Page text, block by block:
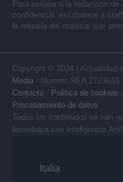
Para señalar a la redacción de
confidencial, escríbanos a
la retirada del material que
Copyright © 2024 |
Media - Numero REA 2729933
Contacto - Politica de cookies -
Procesamiento de datos
Todos los contenidos se han
tecnología con Inteligencia
Italia